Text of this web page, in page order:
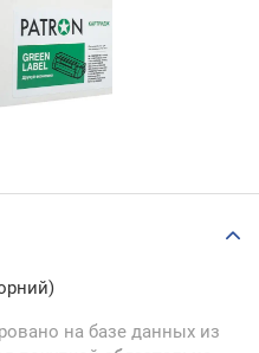
на базе данных из